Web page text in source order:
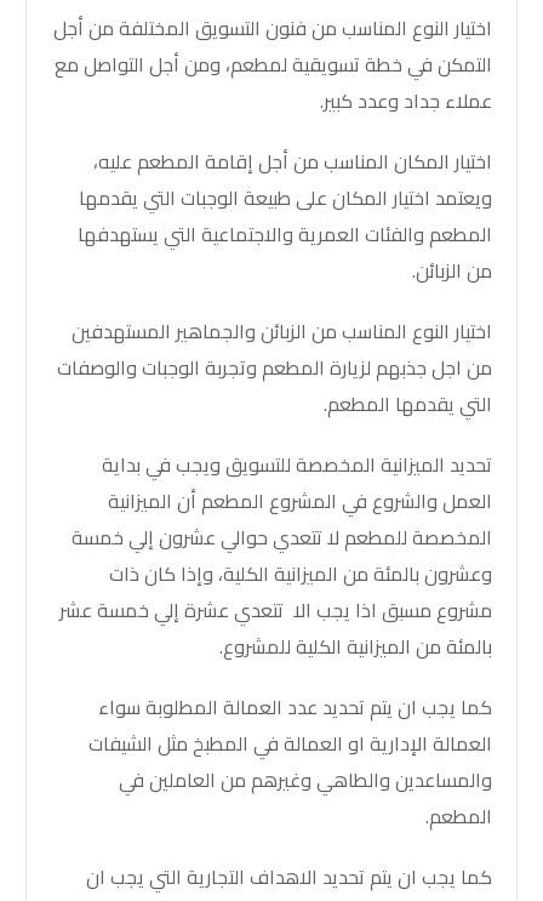
اختيار النوع المناسب من فنون التسويق المختلفة من أجل
التمكن فيخطة تسويقية لمطعم، ومن أجل التواصل مع
عملاء جداد وعدد كبير.
اختيار المكان المناسب من أجل إقامة المطعم عليه،
ويعتمد اختيار المكان على طبيعة الوجبات التي يقدمها
المطعم والفئات العمرية والاجتماعية التي يستهدفها
من الزبائن.
اختيار النوع المناسب من الزبائن والجماهير المستهدفين
من اجل جذبهم لزيارة المطعم وتجربة الوجبات والوصفات
التي يقدمها المطعم.
تحديد الميزانية المخصصة للتسويق ويجب في بداية
العمل والشروع في المشروع المطعم أن الميزانية
المخصصة للمطعم لا تتعدي حوالي عشرون إلي خمسة
وعشرون بالمئة من الميزانية الكلية، وإذا كان ذات
مشروع مسبق اذا يجب الا تتعدي عشرة إلي خمسة عشر
بالمئة من الميزانية الكلية للمشروع.
كما يجب ان يتم تحديد عدد العمالة المطلوبة سواء
العمالة الإدارية او العمالة في المطبخ مثل الشيفات
والمساعدين والطاهي وغيرهم من العاملين في
المطعم.
كما يجب ان يتم تحديد الاهداف التجارية التي يجب ان